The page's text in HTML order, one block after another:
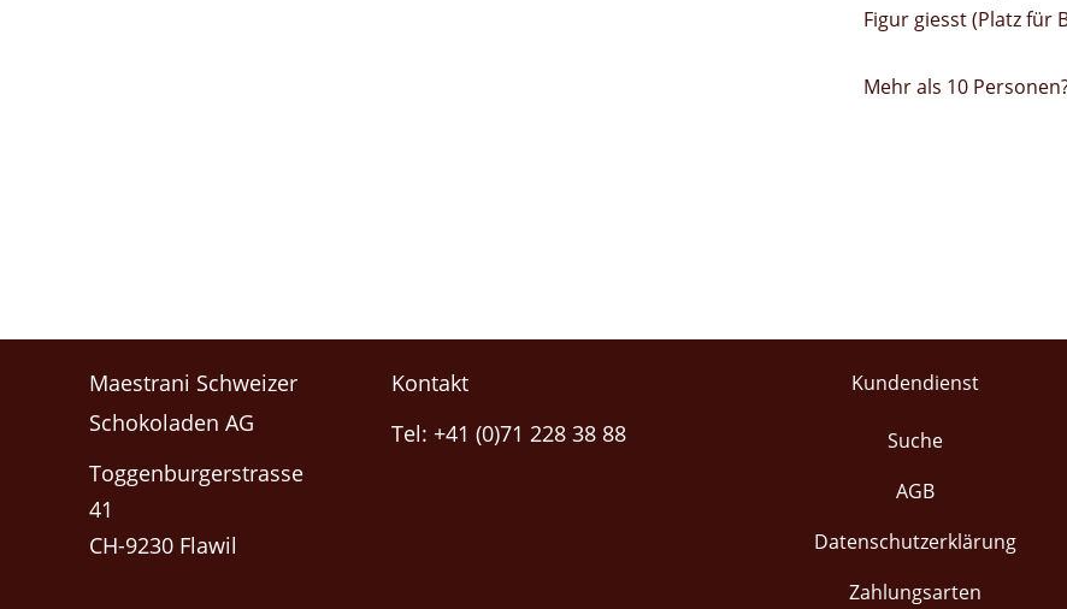
Figur giesst (Platz für
Mehr als 10
Maestrani Schweizer
Schokoladen AG
Toggenburgerstrasse
41
CH-9230 Flawil
Kontakt
Tel: +41 (0)71 228 38 88
Kundendienst
Suche
AGB
Datenschutzerklärung
Zahlungsarten